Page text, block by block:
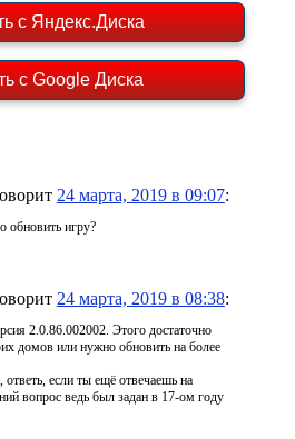
с Яндекс.Диска
с Google Диска
24 марта, 2019 в 09:07:
игру?
24 марта, 2019 в 08:38:
2.0.86.002002. Этого достаточно
домов или нужно обновить на более
если ты ещё отвечаешь на
вопрос ведь был задан в 17-ом году